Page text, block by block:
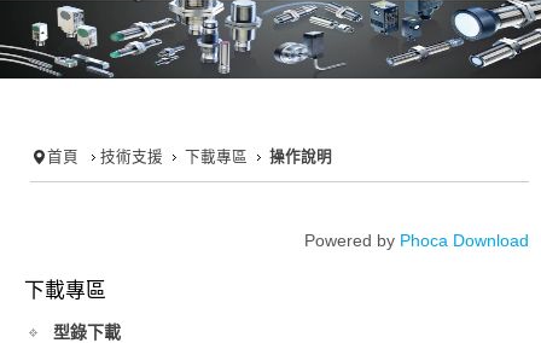
首頁 技術支援 下載專區 操作說明
Powered by Phoca Download
下載專區
型錄下載